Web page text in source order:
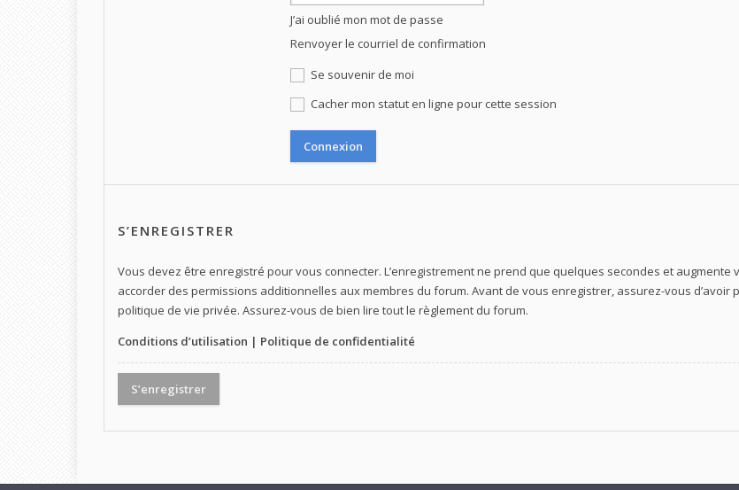
J’ai oublié mon mot de passe
Renvoyer le courriel de confirmation
Se souvenir de moi
Cacher mon statut en ligne pour cette session
S’ENREGISTRER
Vous devez être enregistré pour vous connecter. L’enregistrement ne prend que quelques secondes et
accorder des permissions additionnelles aux membres du forum. Avant de vous enregistrer, assurez-vous d’avoir
politique de vie privée. Assurez-vous de bien lire tout le règlement du forum.
Conditions d’utilisation | Politique de confidentialité
S’enregistrer